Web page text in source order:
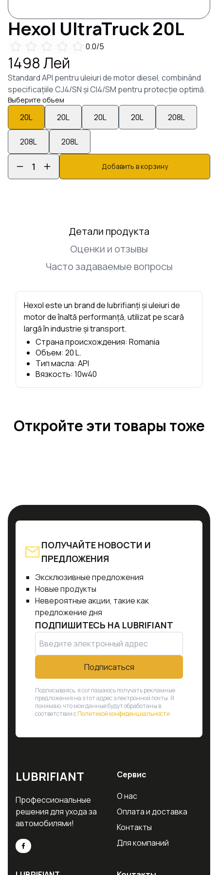
Hexol UltraTruck20L
0.0/5
1498Лей
Standard API pentru uleiuri de motor diesel, combinând
specificațiile CJ4/SN și CI4/SM pentru protecție optimă.
Выберите объем
20L 20L 20L 20L 208L
208L 208L
1 Добавить в корзину
Детали продукта
Оценки и отзывы
Часто задаваемые вопросы
Hexol este un brand de lubrifianți și uleiuri de
motor de înaltă performanță, utilizat pe scară
largă în industrie și transport.
Страна происхождения: Romania
Объем: 20L.
Тип масла: API
Вязкость: 10w40
Откройте эти товары тоже
ПОЛУЧАЙТЕ НОВОСТИ И
ПРЕДЛОЖЕНИЯ
Эксклюзивные предложения
Новые продукты
Невероятные акции, такие как
предложение дня
ПОДПИШИТЕСЬ НА LUBRIFIANT
Подписаться
Подписываясь, я соглашаюсь получать рекламные
предложения на этот адрес электронной почты. Я
понимаю, что мои данные будут обработаны в
соответствии сПолитикой конфиденциальности
LUBRIFIANT
Профессиональные
решения для ухода за
автомобилями!
Сервис
О нас
Оплата и доставка
Контакты
Для компаний